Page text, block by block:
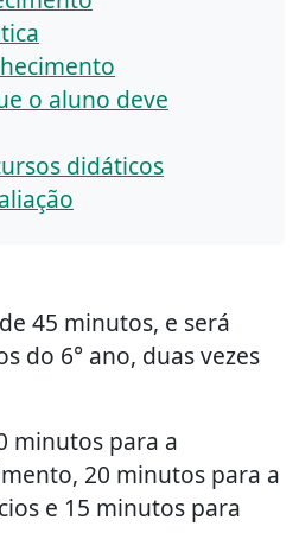
o aluno deve
didáticos
45 minutos, e será
do 6° ano, duas vezes
minutos para a
20 minutos para a
e 15 minutos para